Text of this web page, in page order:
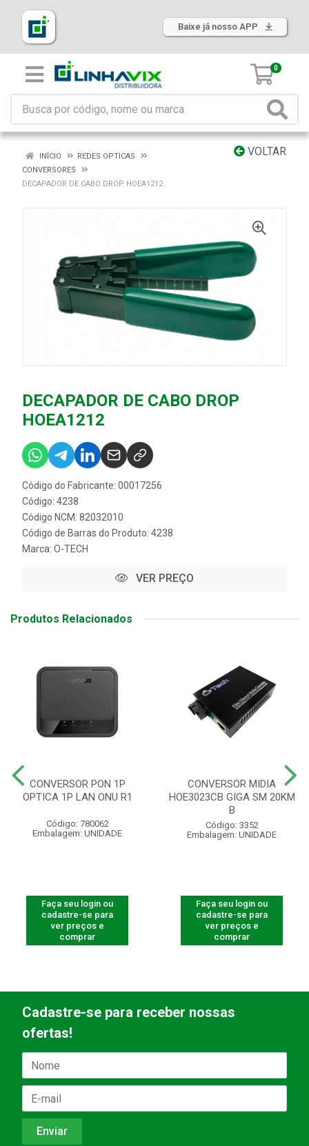
Baixe já nosso APP
0
VOLTAR
INÍCIO
REDES OPTICAS
CONVERSORES
DECAPADOR DE CABO DROP HOEA1212
DECAPADOR DE CABO DROP
HOEA1212
Código do Fabricante: 00017256
Código: 4238
Código NCM: 82032010
Código de Barras do Produto: 4238
Marca: O-TECH
VER PREÇO
Produtos Relacionados
CONVERSOR PON 1P
OPTICA 1P LAN ONU R1
Código: 780062
Embalagem: UNIDADE
Faça seu login ou
cadastre-se para
ver preços e
comprar
CONVERSOR MIDIA
HOE3023CB GIGA SM 20KM
B
Código: 3352
Embalagem: UNIDADE
Faça seu login ou
cadastre-se para
ver preços e
comprar
Cadastre-se para receber nossas
ofertas!